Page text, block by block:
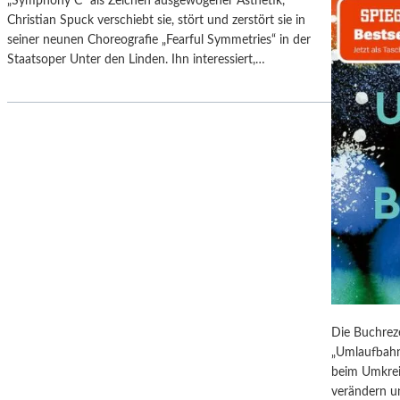
A
U
S
S
T
E
L
L
U
N
G
S
B
R
I
H
T
–
N
D
E
R
N
E
S
“
I
N
D
E
G
A
E
R
I
Christian Spuck verschiebt sie, stört und zerstört sie in
seiner neunen Choreografie „Fearful Symmetries“ in der
Staatsoper Unter den Linden. Ihn interessiert,…
Die
beim
verändern